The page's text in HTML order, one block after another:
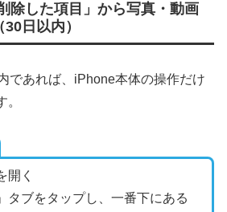
除した項目」から写真・動画
日以内）
であれば、iPhone本体の操作だけ
開く
ブをタップし、一番下にある